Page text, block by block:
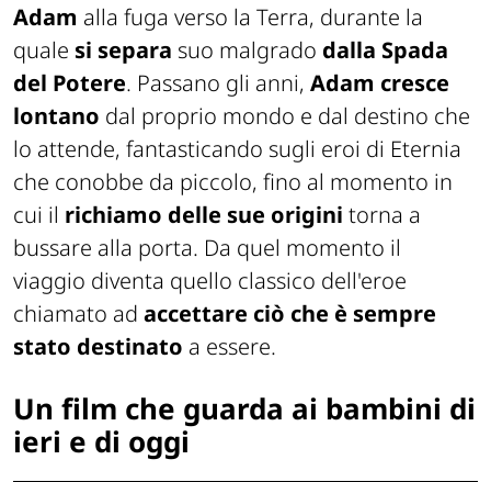
Adam alla fuga verso la Terra, durante la
quale si separa suo malgrado dalla Spada
del Potere. Passano gli anni, Adam cresce
lontano dal proprio mondo e dal destino che
lo attende, fantasticando sugli eroi di Eternia
che conobbe da piccolo, fino al momento in
cui il richiamo delle sue origini torna a
bussare alla porta. Da quel momento il
viaggio diventa quello classico dell'eroe
chiamato ad accettare ciò che è sempre
stato destinato a essere.
Un film che guarda ai bambini di
ieri e di oggi